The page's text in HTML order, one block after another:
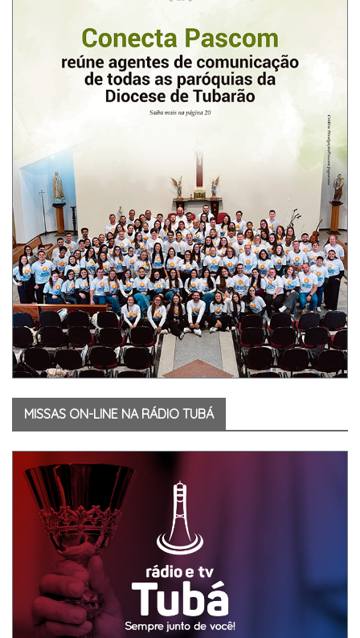
MISSAS ON-LINE NA RÁDIO TUBÁ